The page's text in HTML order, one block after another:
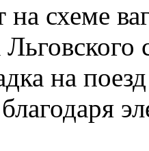
схеме
на